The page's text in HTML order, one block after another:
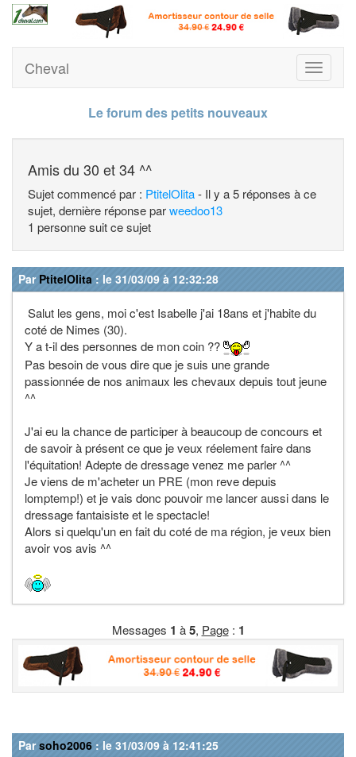
Toggle
Cheval
Le forum des petits nouveaux
Amis du 30 et 34 ^^
Sujet commencé par : PtitelOlita- Il y a 5 réponses à ce
sujet, dernière réponse parweedoo13
1 personne suit ce sujet
Par PtitelOlita : le 31/03/09 à 12:32:28
Salut les gens, moi c'est Isabelle j'ai 18ans et j'habite du
coté de Nimes (30).
Y a t-il des personnes de mon coin ??
Pas besoin de vous dire que je suis une grande
passionnée de nos animaux les chevaux depuis tout jeune
^^
J'ai eu la chance de participer à beaucoup de concours et
de savoir à présent ce que je veux réelement faire dans
l'équitation! Adepte de dressage venez me parler ^^
Je viens de m'acheter un PRE (mon reve depuis
lomptemp!) et je vais donc pouvoir me lancer aussi dans le
dressage fantaisiste et le spectacle!
Alors si quelqu'un en fait du coté de ma région, je veux bien
avoir vos avis ^^
Messages 1 à5, Page: 1
Parsoho2006 : le 31/03/09 à 12:41:25